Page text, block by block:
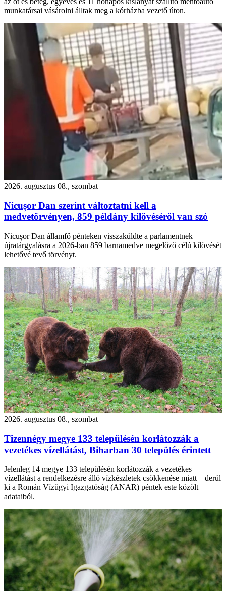
munkatársai vásárolni álltak meg a kórházba vezető úton.
2026. augusztus 08., szombat
Nicușor Dan szerint változtatni kell a
medvetörvényen, 859 példány kilövéséről van szó
Nicușor Dan államfő pénteken visszaküldte a parlamentnek
újratárgyalásra a 2026-ban 859 barnamedve megelőző célú kilövését
lehetővé tevő törvényt.
2026. augusztus 08., szombat
Tizennégy megye 133 településén korlátozzák a
vezetékes vízellátást, Biharban 30 település érintett
Jelenleg 14 megye 133 településén korlátozzák a vezetékes
vízellátást a rendelkezésre álló vízkészletek csökkenése miatt – derül
ki a Román Vízügyi Igazgatóság (ANAR) péntek este közölt
adataiból.